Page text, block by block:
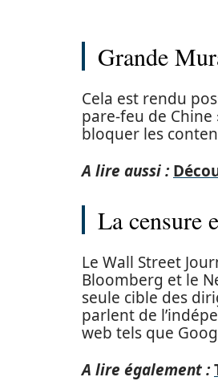
Grande
Cela est rendu
pare-feu de
bloquer les
A lire aussi :
La censure
Le Wall Street
Bloomberg et le
seule cible des
parlent de
web tels que
A lire également :